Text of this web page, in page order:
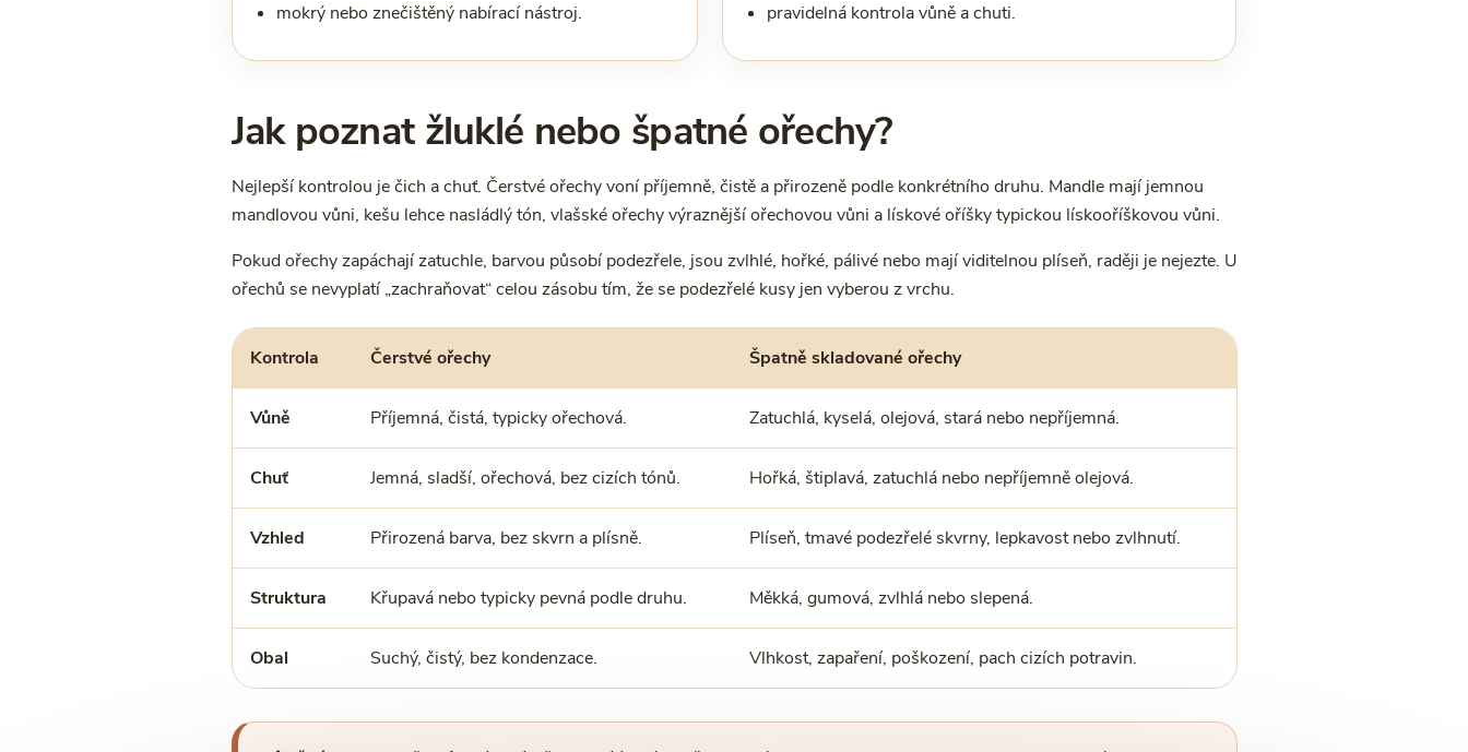
mokrý nebo znečištěný nabírací nástroj.
pravidelná kontrola vůně a chuti.
Jak poznat žluklé nebo špatné ořechy?
Nejlepší kontrolou je čich a chuť. Čerstvé ořechy voní příjemně, čistě a přirozeně podle konkrétního druhu. Mandle mají jemnou
mandlovou vůni, kešu lehce nasládlý tón, vlašské ořechy výraznější ořechovou vůni a lískové oříšky typickou lískooříškovou vůni.
Pokud ořechy zapáchají zatuchle, barvou působí podezřele, jsou zvlhlé, hořké, pálivé nebo mají viditelnou plíseň, raději je nejezte. U
ořechů se nevyplatí „zachraňovat“ celou zásobu tím, že se podezřelé kusy jen vyberou z vrchu.
Kontrola Čerstvé ořechy Špatně skladované ořechy
Vůně Příjemná, čistá, typicky ořechová. Zatuchlá, kyselá, olejová, stará nebo nepříjemná.
Chuť Jemná, sladší, ořechová, bez cizích tónů. Hořká, štiplavá, zatuchlá nebo nepříjemně olejová.
Vzhled Přirozená barva, bez skvrn a plísně. Plíseň, tmavé podezřelé skvrny, lepkavost nebo zvlhnutí.
Struktura Křupavá nebo typicky pevná podle druhu. Měkká, gumová, zvlhlá nebo slepená.
Obal Suchý, čistý, bez kondenzace. Vlhkost, zapaření, poškození, pach cizích potravin.